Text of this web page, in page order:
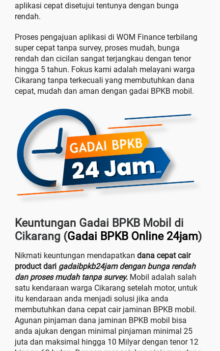
aplikasi cepat disetujui tentunya dengan bunga
rendah.
Proses pengajuan aplikasi di WOM Finance terbilang
super cepat tanpa survey, proses mudah, bunga
rendah dan cicilan sangat terjangkau dengan tenor
hingga 5 tahun. Fokus kami adalah melayani warga
Cikarang tanpa terkecuali yang membutuhkan dana
cepat, mudah dan aman dengan gadai BPKB mobil.
Keuntungan Gadai BPKB Mobil di
Cikarang (Gadai BPKB Online 24jam)
Nikmati keuntungan mendapatkan dana cepat cair
product dari gadaibpkb24jam dengan bunga rendah
dan proses mudah tanpa survey. Mobil adalah salah
satu kendaraan warga Cikarang setelah motor, untuk
itu kendaraan anda menjadi solusi jika anda
membutuhkan dana cepat cair jaminan BPKB mobil.
Agunan pinjaman dana jaminan BPKB mobil bisa
anda ajukan dengan minimal pinjaman minimal 25
juta dan maksimal hingga 10 Milyar dengan tenor 12